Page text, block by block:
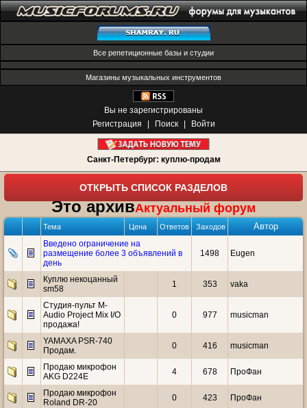
Все репетиционные базы и студии
Магазины музыкальных инструментов
Вы не зарегистрированы
Регистрация
Поиск Войти
Санкт-Петербург: куплю-продам
ОТКРЫТЬ СПИСОК РАЗДЕЛОВ
Это архивАктуальный форум
Тема Цена Ответов Заходов Автор
Введено ограничение на
размещение более 3 объявлений в
день
1498 Eugen
Куплю некоцанный
sm58
1 353 vaka
Студия-пульт M-
Audio Project Mix I/O
продажа!
0 977 musicman
YAMAXA PSR-740
Продам.
0 416 musicman
Продаю микрофон
AKG D224E
4 678 ПроФан
Продаю микрофон
Roland DR-20
0 423 ПроФан